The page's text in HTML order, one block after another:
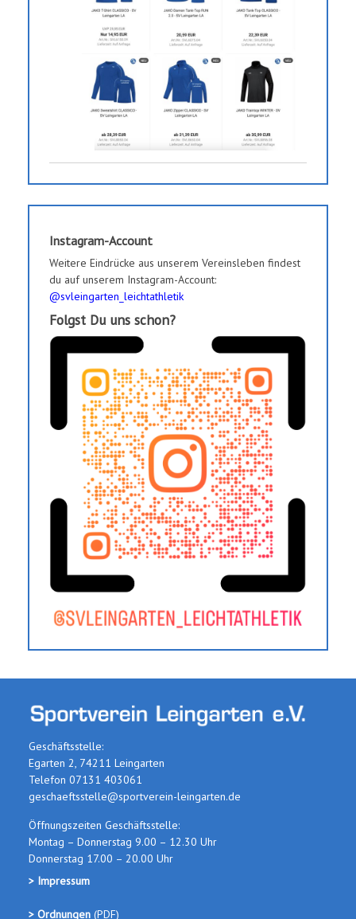
Instagram-Account
Weitere Eindrücke aus unserem Vereinsleben findest
du auf unserem Instagram-Account:
@svleingarten_leichtathletik
Folgst Du uns schon?
Geschäftsstelle:
Egarten 2, 74211 Leingarten
Telefon 07131 403061
geschaeftsstelle@sportverein-leingarten.de
Öffnungszeiten Geschäftsstelle:
Montag – Donnerstag 9.00 – 12.30 Uhr
Donnerstag 17.00 – 20.00 Uhr
> Impressum
> Ordnungen (PDF)